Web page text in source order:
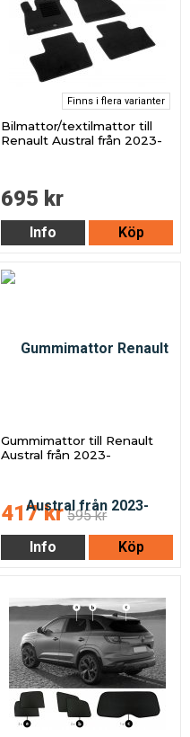
Finns i flera varianter
Bilmattor/textilmattor till
Renault Austral från 2023-
695 kr
Info Köp
Gummimattor till Renault
Austral från 2023-
417 kr 595 kr
Info
Köp